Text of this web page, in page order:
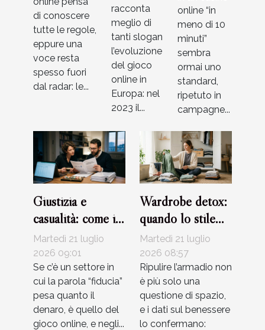
considera
mai
di conoscere
tutte le regole,
eppure una
voce resta
spesso fuori
dal radar: le...
racconta
meglio di
tanti slogan
l’evoluzione
del gioco
online in
Europa: nel
2023 il...
casinò
moderni?
online “in
meno di 10
minuti”
sembra
ormai uno
standard,
ripetuto in
campagne...
Giustizia e
casualità: come i
casinò certificano
i loro giochi
Martedì 21 luglio
2026 09:01
Se c’è un settore in
cui la parola “fiducia”
pesa quanto il
denaro, è quello del
gioco online, e negli...
Wardrobe detox:
quando lo stile
favorisce
l’equilibrio
interiore
Martedì 21 luglio
2026 08:57
Ripulire l’armadio non
è più solo una
questione di spazio,
e i dati sul benessere
lo confermano: